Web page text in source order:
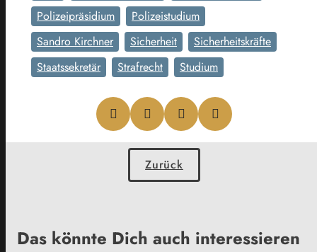
Polizeipräsidium
Polizeistudium
Sandro Kirchner
Sicherheit
Sicherheitskräfte
Staatssekretär
Strafrecht Studium
Zurück
Das könnte Dich auch interessieren